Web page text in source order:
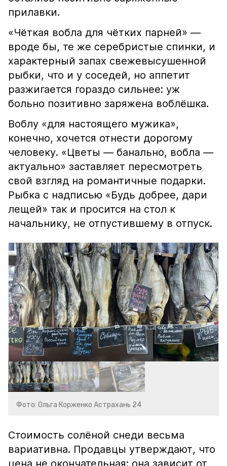
прилавки.
«Чёткая вобла для чётких парней» —
вроде бы, те же серебристые спинки, и
характерный запах свежевысушенной
рыбки, что и у соседей, но аппетит
разжигается гораздо сильнее: уж
больно позитивно заряжена воблёшка.
Воблу «для настоящего мужика»,
конечно, хочется отнести дорогому
человеку. «Цветы — банально, вобла —
актуально» заставляет пересмотреть
свой взгляд на романтичные подарки.
Рыбка с надписью «Будь добрее, дари
лещей» так и просится на стол к
начальнику, не отпустившему в отпуск.
Фото: Ольга Корженко Астрахань 24
Стоимость солёной снеди весьма
вариативна. Продавцы утверждают, что
цена не окончательная: она зависит от